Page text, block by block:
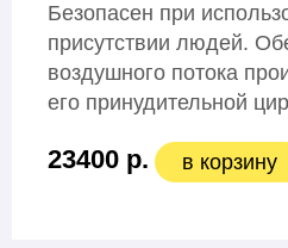
Безопасен при
присутствии людей.
воздушного потока
его принудительной
23400 р. в корзину